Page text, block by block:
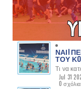
ΝΑΙ!
ΤΟΥ
Τι να
Jul 31
0 σχόλια